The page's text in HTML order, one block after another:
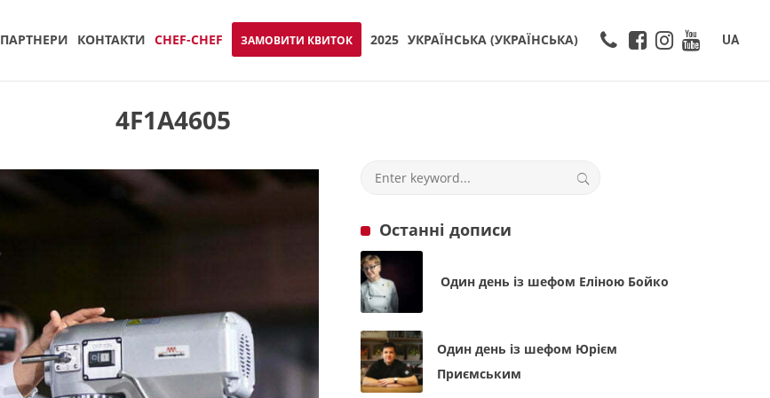
ПАРТНЕРИ КОНТАКТИ CHEF-CHEF ЗАМОВИТИ КВИТОК 2025 УКРАЇНСЬКА (УКРАЇНСЬКА) UA
4F1A4605
Останні дописи
Один день із шефом Еліною Бойко
Один день із шефом Юрієм
Приємським